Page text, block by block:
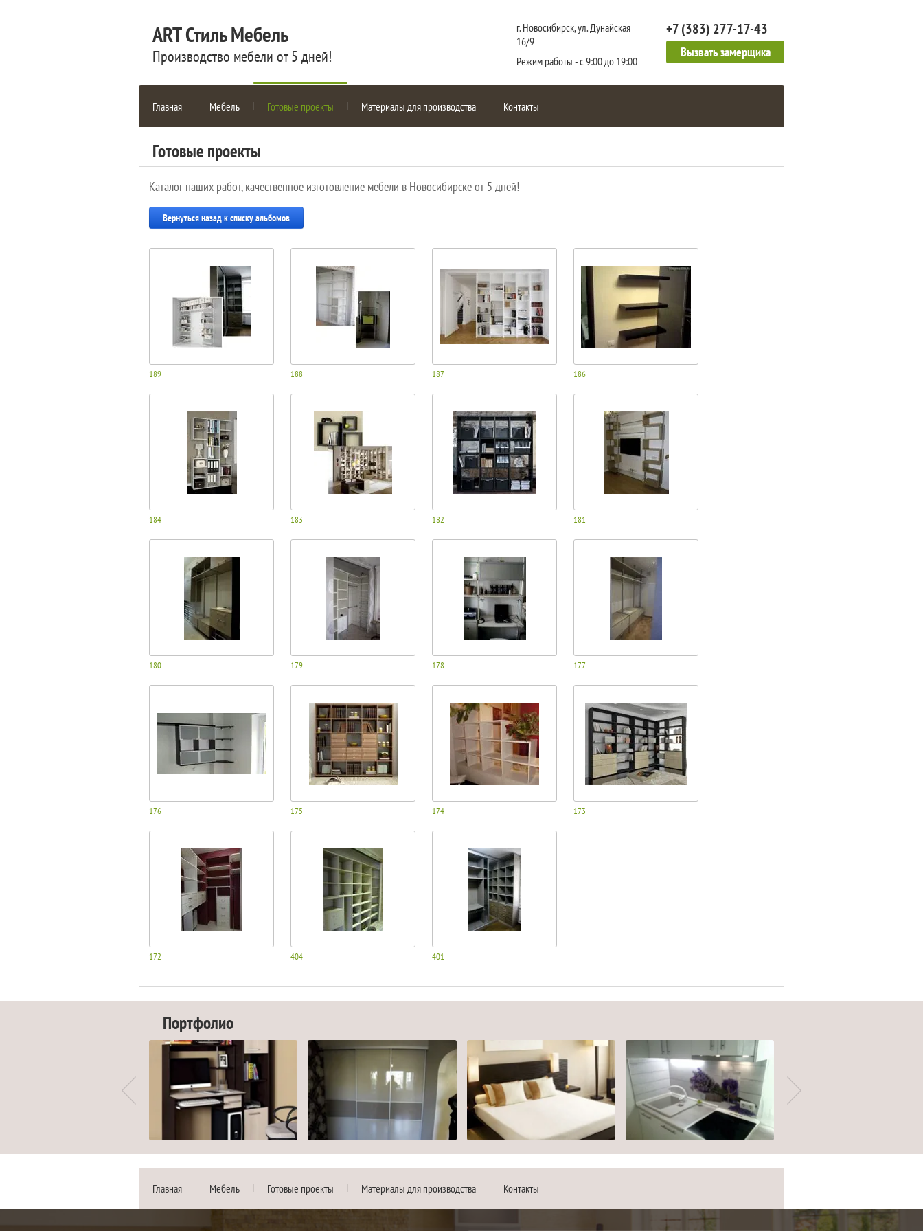
ART Стиль Мебель
Производство мебели от 5 дней!
г. Новосибирск, ул. Дунайская
16/9
Режим работы - с 9:00 до 19:00
+7 (383) 277-17-43
Вызвать замерщика
Главная Мебель Готовые проекты Материалы для производства Контакты
Готовые проекты
Каталог наших работ, качественное изготовление мебели в Новосибирске от 5 дней!
Вернуться назад к списку альбомов
189 188 187 186
184 183 182 181
180 179 178 177
176 175 174 173
172 404 401
Портфолио
Главная Мебель Готовые проекты Материалы для производства Контакты